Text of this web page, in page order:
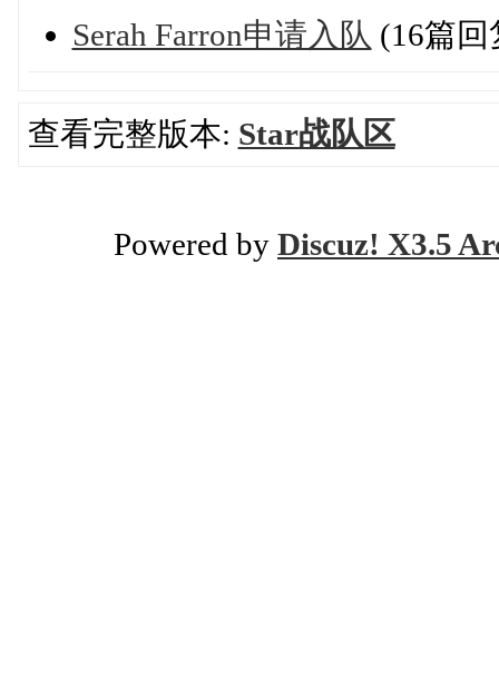
Serah Farron申请入队 (16篇回
查看完整版本: Star战队区
Powered by Discuz! X3.5